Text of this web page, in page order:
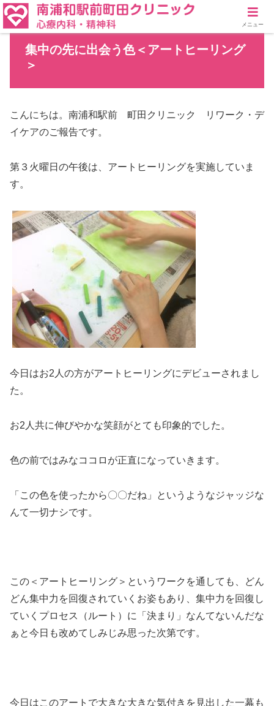
集中の先に出会う色＜アートヒーリング
＞
こんにちは。南浦和駅前 町田クリニック リワーク・デ
イケアのご報告です。
第３火曜日の午後は、アートヒーリングを実施していま
す。
今日はお2人の方がアートヒーリングにデビューされまし
た。
お2人共に伸びやかな笑顔がとても印象的でした。
色の前ではみなココロが正直になっていきます。
「この色を使ったから〇〇だね」というようなジャッジな
んて一切ナシです。
この＜アートヒーリング＞というワークを通しても、どん
どん集中力を回復されていくお姿もあり、集中力を回復し
ていくプロセス（ルート）に「決まり」なんてないんだな
ぁと今日も改めてしみじみ思った次第です。
今日はこのアートで大きな大きな気付きを見出した一幕も
メニュー